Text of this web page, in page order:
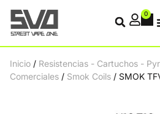
0
Inicio / Resistencias - Cartuchos -
Comerciales / Smok Coils / SMOK